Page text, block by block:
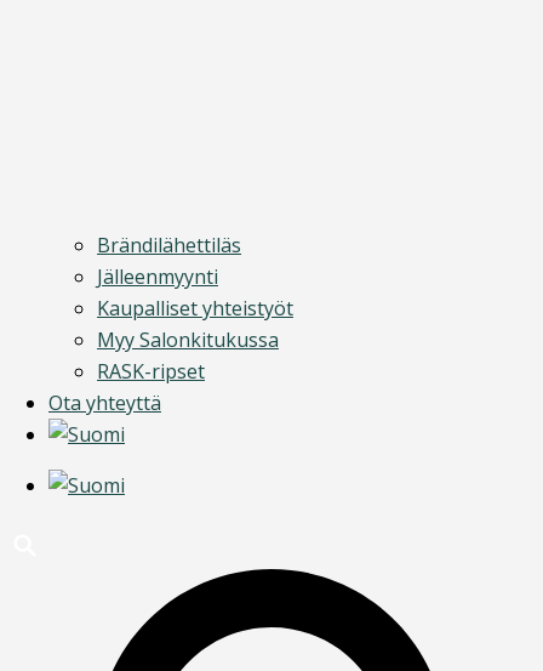
Brändilähettiläs
Jälleenmyynti
Kaupalliset yhteistyöt
Myy Salonkitukussa
RASK-ripset
Ota yhteyttä